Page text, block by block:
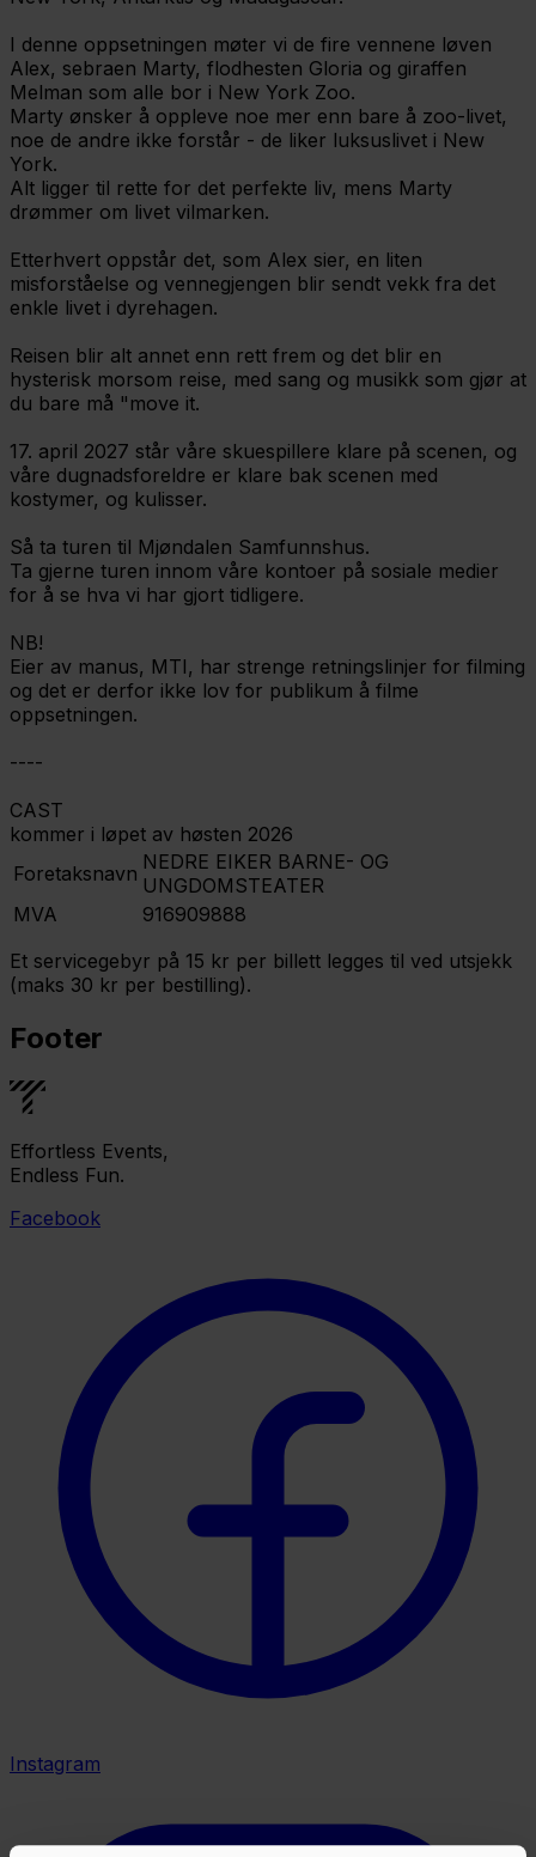
I denne oppsetningen møter vi de fire vennene løven
Alex, sebraen Marty, flodhesten Gloria og giraffen
Melman som alle bor i New York Zoo.
Marty ønsker å oppleve noe mer enn bare å zoo-livet,
noe de andre ikke forstår - de liker luksuslivet i New
York.
Alt ligger til rette for det perfekte liv, mens Marty
drømmer om livet vilmarken.
Etterhvert oppstår det, som Alex sier, en liten
misforståelse og vennegjengen blir sendt vekk fra det
enkle livet i dyrehagen.
Reisen blir alt annet enn rett frem og det blir en
hysterisk morsom reise, med sang og musikk som gjør at
du bare må "move it.
17. april 2027 står våre skuespillere klare på scenen, og
våre dugnadsforeldre er klare bak scenen med
kostymer, og kulisser.
Så ta turen til Mjøndalen Samfunnshus.
Ta gjerne turen innom våre kontoer på sosiale medier
for å se hva vi har gjort tidligere.
NB!
Eier av manus, MTI, har strenge retningslinjer for filming
og det er derfor ikke lov for publikum å filme
oppsetningen.
----
CAST
kommer i løpet av høsten 2026
Foretaksnavn NEDRE EIKER BARNE- OG
UNGDOMSTEATER
MVA
916909888
Et servicegebyr på 15 kr per billett legges til ved utsjekk
(maks 30 kr per bestilling).
Footer
Effortless Events,
Endless Fun.
Facebook
Instagram